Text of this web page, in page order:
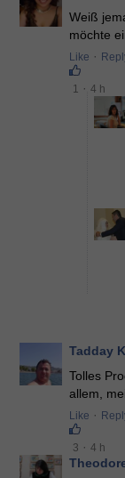
Weiß
möchte
Like ·
1 · 4 h
Tadday
Tolles
allem,
Like ·
3 · 4 h